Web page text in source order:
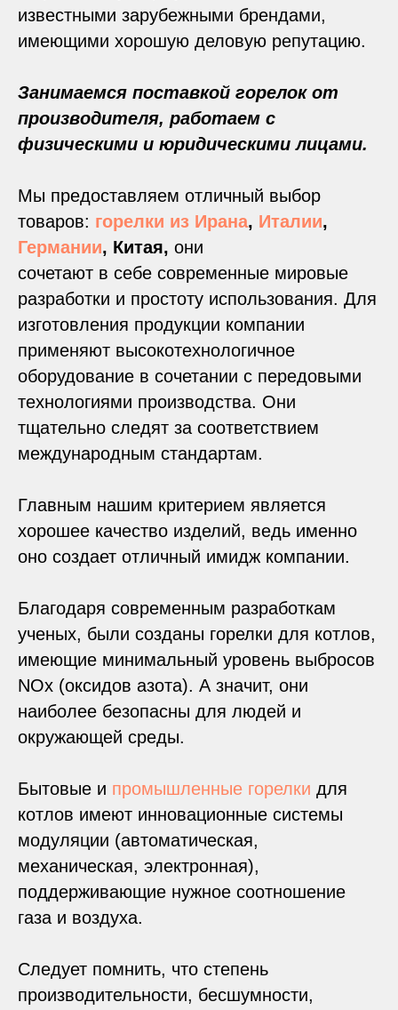
известными зарубежными брендами,
имеющими хорошую деловую репутацию.
Занимаемся поставкой горелок от
производителя, работаем с
физическими и юридическими лицами.
Мы предоставляем отличный выбор
товаров: горелки из Ирана, Италии,
Германии, Китая, они
сочетают в себе современные мировые
разработки и простоту использования. Для
изготовления продукции компании
применяют высокотехнологичное
оборудование в сочетании с передовыми
технологиями производства. Они
тщательно следят за соответствием
международным стандартам.
Главным нашим критерием является
хорошее качество изделий, ведь именно
оно создает отличный имидж компании.
Благодаря современным разработкам
ученых, были созданы горелки для котлов,
имеющие минимальный уровень выбросов
NOх (оксидов азота). А значит, они
наиболее безопасны для людей и
окружающей среды.
Бытовые и промышленные горелки для
котлов имеют инновационные системы
модуляции (автоматическая,
механическая, электронная),
поддерживающие нужное соотношение
газа и воздуха.
Следует помнить, что степень
производительности, бесшумности,